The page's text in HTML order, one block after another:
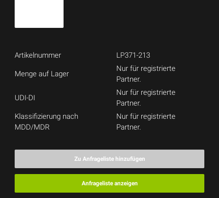
Artikelnummer LP371-213
Menge auf Lager
Nur für registrierte
Partner.
UDI-DI
Nur für registrierte
Partner.
Klassifizierung nach
MDD/MDR
Nur für registrierte
Partner.
Zu Anfrageliste hinzufügen
Anfrageliste anzeigen